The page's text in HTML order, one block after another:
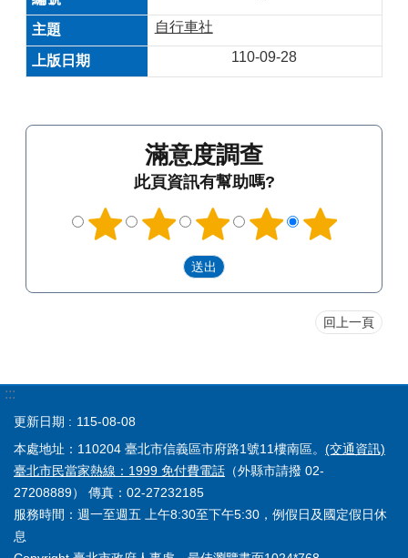
自行車社
110-09-28
滿意度調查
此頁資訊有幫助嗎?
回上一頁
:::
更新日期
115-08-08
本處地址：110204 臺北市信義區市府路1號11樓南區。 (交通資訊)
臺北市民當家熱線：1999 免付費電話 （外縣市請撥 02-
27208889） 傳真：02-27232185
服務時間：週一至週五 上午8:30至下午5:30，例假日及國定假日休
息